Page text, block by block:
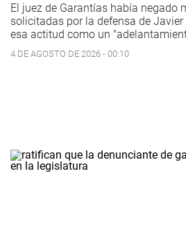
El juez de Garantías había negado
solicitadas por la defensa de
esa actitud como un
4 DE AGOSTO DE 2026 - 00:10